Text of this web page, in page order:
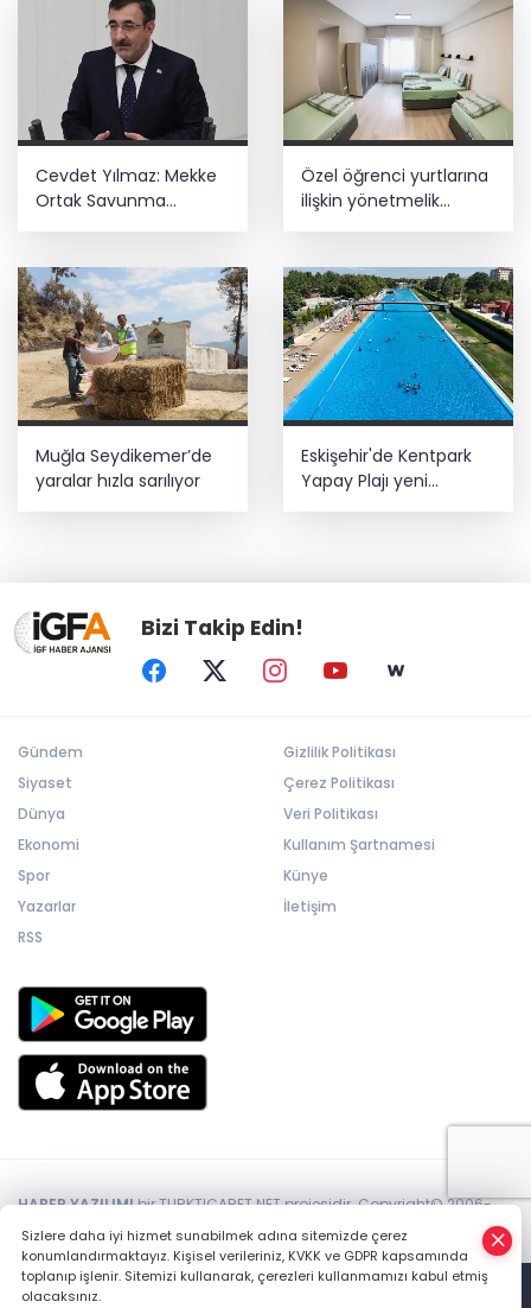
Cevdet Yılmaz: Mekke
Ortak Savunma
Anlaşması bölgesel
sağlayacak
Özel öğrenci yurtlarına
ilişkin yönetmelik
değişikliği... Geçiş süresi
Muğla Seydikemer’de
yaralar hızla sarılıyor
Eskişehir'de Kentpark
Yapay Plajı yeni
sezonda hizmete açıldı
Bizi Takip Edin!
Gündem
Siyaset
Dünya
Ekonomi
Spor
Yazarlar
RSS
Gizlilik Politikası
Çerez Politikası
Veri Politikası
Kullanım Şartnamesi
Künye
İletişim
HABER YAZILIMIbir TURKTICARET.NET projesidir. Copyright© 2006-
Sizlere daha iyi hizmet sunabilmek adına sitemizde çerez
konumlandırmaktayız. Kişisel verileriniz, KVKK ve GDPR kapsamında
toplanıp işlenir. Sitemizi kullanarak, çerezleri kullanmamızı kabul etmiş
olacaksınız.